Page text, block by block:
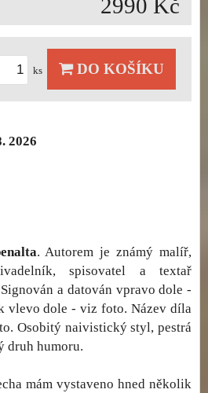
2990 Kč
ks DO KOŠÍKU
2026
. Autorem je známý malíř,
spisovatel a textař
a datován vpravo dole -
vlevo dole - viz foto. Název díla
Osobitý naivistický styl, pestrá
druh humoru.
mám vystaveno hned několik